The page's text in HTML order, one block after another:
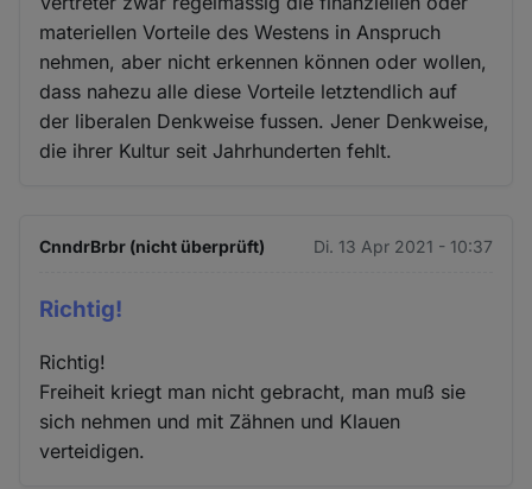
materiellen Vorteile des Westens in Anspruch
nehmen, aber nicht erkennen können oder wollen,
dass nahezu alle diese Vorteile letztendlich auf
der liberalen Denkweise fussen. Jener Denkweise,
die ihrer Kultur seit Jahrhunderten fehlt.
CnndrBrbr (nicht überprüft) Di. 13 Apr 2021 - 10:37
Richtig!
Richtig!
Freiheit kriegt man nicht gebracht, man muß sie
sich nehmen und mit Zähnen und Klauen
verteidigen.